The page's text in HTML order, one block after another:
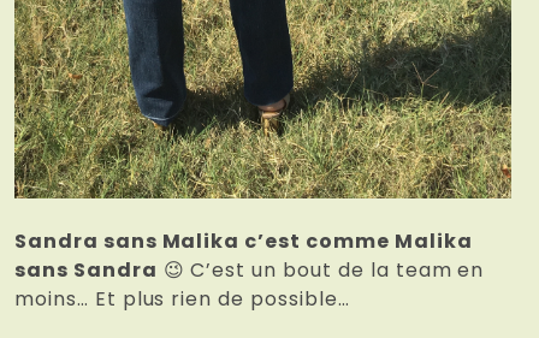
Sandra sans Malika c’est comme Malika
sans Sandra 😉 C’est un bout de la team en
moins… Et plus rien de possible…